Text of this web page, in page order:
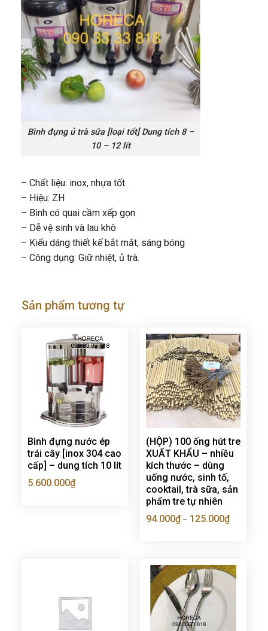
Bình đựng ủ trà sữa [loại tốt] Dung tích 8 –
10 – 12 lít
– Chất liệu: inox, nhựa tốt
– Hiệu: ZH
– Bình có quai cầm xếp gọn
– Dễ vệ sinh và lau khô
– Kiểu dáng thiết kế bắt mắt, sáng bóng
– Công dụng: Giữ nhiệt, ủ trà.
Sản phẩm tương tự
Bình đựng nước ép
trái cây [inox 304 cao
cấp] – dung tích 10 lít
5.600.000₫
(HỘP) 100 ống hút tre
XUẤT KHẨU – nhiều
kích thước – dùng
uống nước, sinh tố,
cooktail, trà sữa, sản
phẩm tre tự nhiên
94.000₫– 125.000₫